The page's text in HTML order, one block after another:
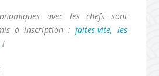
avec les chefs sont
à inscription :faites-vite, les
!